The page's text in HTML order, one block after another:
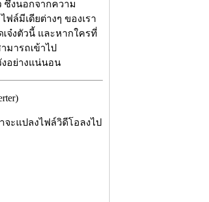
ซึ่งนอกจากความ
ล์มีเดียต่างๆ ของเรา
จ๋งตัวนี้ และหากใครที่
มารถเข้าไป
งอย่างแน่นอน
จะแปลงไฟล์วิดีโอลงไป